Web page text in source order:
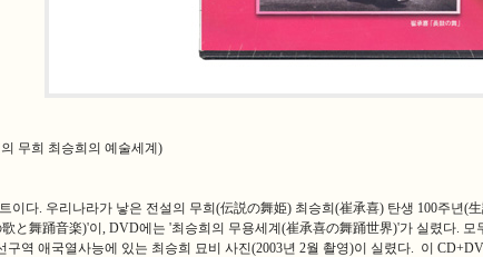
무희 최승희의 예술세계)
이다. 우리나라가 낳은 전설의 무희(伝説の舞姫) 최승희(崔承喜) 탄생 100주년
と舞踊音楽)'이, DVD에는 '최승희의 무용세계(崔承喜の舞踊世界)'가 실렸다.
역 애국열사능에 있는 최승희 묘비 사진(2003년 2월 촬영)이 실렸다. 이